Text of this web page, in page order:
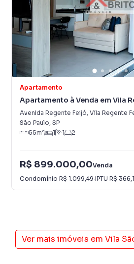
em produzir campanhas
aumenta muito o número de
tendo como consequência uma
alugar seu imóvel mais rápido.
time de programadores, corretores
central de atendimento preparada
proprietários e inquilinos.
Apartamento
Apartamento à Venda em Vila
Avenida Regente Feijó, Vila Regente
São Paulo, SP
55m² 1 1 2
R$ 899.000,00Venda
Condomínio R$ 1.099,49·IPTU R$
Ver mais imóveis em Vila